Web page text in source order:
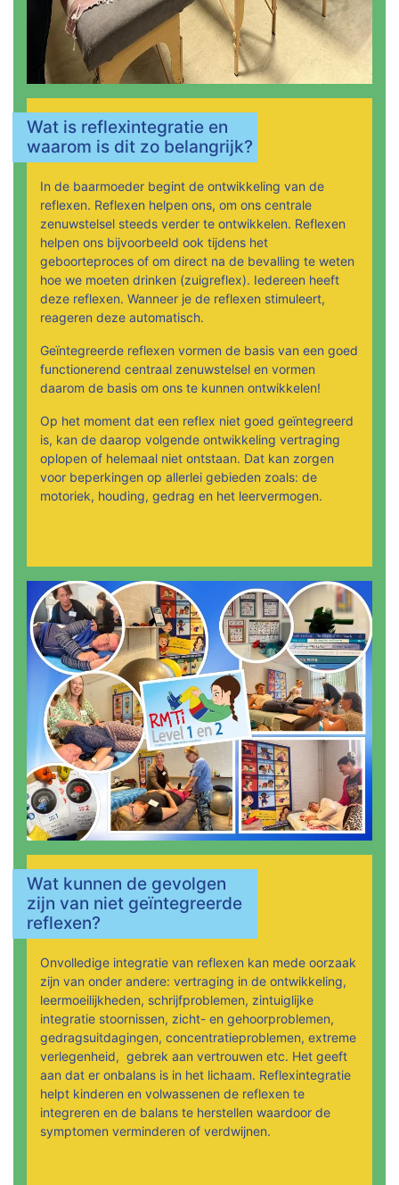
Wat is reflexintegratie en
waarom is dit zo belangrijk?
In de baarmoeder begint de ontwikkeling van de
reflexen. Reflexen helpen ons, om ons centrale
zenuwstelsel steeds verder te ontwikkelen. Reflexen
helpen ons bijvoorbeeld ook tijdens het
geboorteproces of om direct na de bevalling te weten
hoe we moeten drinken (zuigreflex). Iedereen heeft
deze reflexen. Wanneer je de reflexen stimuleert,
reageren deze automatisch.
Geïntegreerde reflexen vormen de basis van een goed
functionerend centraal zenuwstelsel en vormen
daarom de basis om ons te kunnen ontwikkelen!
Op het moment dat een reflex niet goed geïntegreerd
is, kan de daarop volgende ontwikkeling vertraging
oplopen of helemaal niet ontstaan. Dat kan zorgen
voor beperkingen op allerlei gebieden zoals: de
motoriek, houding, gedrag en het leervermogen.
Wat kunnen de gevolgen
zijn van niet geïntegreerde
reflexen?
Onvolledige integratie van reflexen kan mede oorzaak
zijn van onder andere: vertraging in de ontwikkeling,
leermoeilijkheden, schrijfproblemen, zintuiglijke
integratie stoornissen, zicht- en gehoorproblemen,
gedragsuitdagingen, concentratieproblemen, extreme
verlegenheid, gebrek aan vertrouwen etc. Het geeft
aan dat er onbalans is in het lichaam. Reflexintegratie
helpt kinderen en volwassenen de reflexen te
integreren en de balans te herstellen waardoor de
symptomen verminderen of verdwijnen.